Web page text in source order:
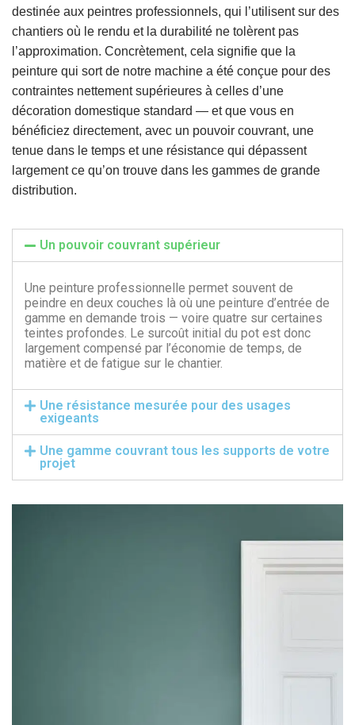
destinée aux peintres professionnels, qui l’utilisent sur des
chantiers où le rendu et la durabilité ne tolèrent pas
l’approximation. Concrètement, cela signifie que la
peinture qui sort de notre machine a été conçue pour des
contraintes nettement supérieures à celles d’une
décoration domestique standard — et que vous en
bénéficiez directement, avec un pouvoir couvrant, une
tenue dans le temps et une résistance qui dépassent
largement ce qu’on trouve dans les gammes de grande
distribution.
Un pouvoir couvrant supérieur
Une peinture professionnelle permet souvent de
peindre en deux couches là où une peinture d’entrée de
gamme en demande trois — voire quatre sur certaines
teintes profondes. Le surcoût initial du pot est donc
largement compensé par l’économie de temps, de
matière et de fatigue sur le chantier.
Une résistance mesurée pour des usages
exigeants
Une gamme couvrant tous les supports de votre
projet